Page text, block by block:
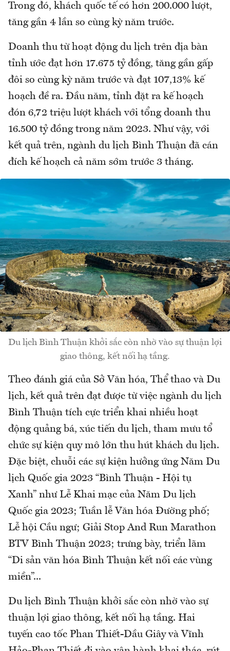
Trong đó, khách quốc tế có hơn 200.000 lượt,
tăng gần 4 lần so cùng kỳ năm trước.
Doanh thu từ hoạt động du lịch trên địa bàn
tỉnh ước đạt hơn 17.675 tỷ đồng, tăng gần gấp
đôi so cùng kỳ năm trước và đạt 107,13% kế
hoạch đề ra. Đầu năm, tỉnh đặt ra kế hoạch
đón 6,72 triệu lượt khách với tổng doanh thu
16.500 tỷ đồng trong năm 2023. Như vậy, với
kết quả trên, ngành du lịch Bình Thuận đã cán
đích kế hoạch cả năm sớm trước 3 tháng.
Du lịch Bình Thuận khởi sắc còn nhờ vào sự thuận lợi
giao thông, kết nối hạ tầng.
Theo đánh giá của Sở Văn hóa, Thể thao và Du
lịch, kết quả trên đạt được từ việc ngành du lịch
Bình Thuận tích cực triển khai nhiều hoạt
động quảng bá, xúc tiến du lịch, tham mưu tổ
chức sự kiện quy mô lớn thu hút khách du lịch.
Đặc biệt, chuỗi các sự kiện hưởng ứng Năm Du
lịch Quốc gia 2023 “Bình Thuận - Hội tụ
Xanh” như Lễ Khai mạc của Năm Du lịch
Quốc gia 2023; Tuần lễ Văn hóa Đường phố;
Lễ hội Cầu ngư; Giải Stop And Run Marathon
BTV Bình Thuận 2023; trưng bày, triển lãm
“Di sản văn hóa Bình Thuận kết nối các vùng
miền”...
Du lịch Bình Thuận khởi sắc còn nhờ vào sự
thuận lợi giao thông, kết nối hạ tầng. Hai
tuyến cao tốc Phan Thiết-Dầu Giây và Vĩnh